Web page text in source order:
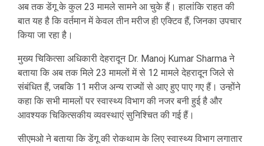
अब तक डेंगू के कुल 23 मामले सामने आ चुके हैं। हालांकि राहत की
बात यह है कि वर्तमान में केवल तीन मरीज ही एक्टिव हैं, जिनका उपचार
किया जा रहा है।
मुख्य चिकित्सा अधिकारी देहरादून Dr. Manoj Kumar Sharma ने
बताया कि अब तक मिले 23 मामलों में से 12 मामले देहरादून जिले से
संबंधित हैं, जबकि 11 मरीज अन्य राज्यों से आए हुए पाए गए हैं। उन्होंने
कहा कि सभी मामलों पर स्वास्थ्य विभाग की नजर बनी हुई है और
आवश्यक चिकित्सकीय व्यवस्थाएं सुनिश्चित की गई हैं।
सीएमओ ने बताया कि डेंगू की रोकथाम के लिए स्वास्थ्य विभाग लगातार